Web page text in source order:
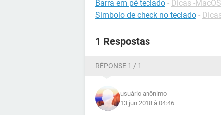
Barra em pé teclado - Dicas -MacOS
Simbolo de check no teclado -
1 Respostas
RÉPONSE 1 / 1
usuário anônimo
13 jun 2018 à 04:46